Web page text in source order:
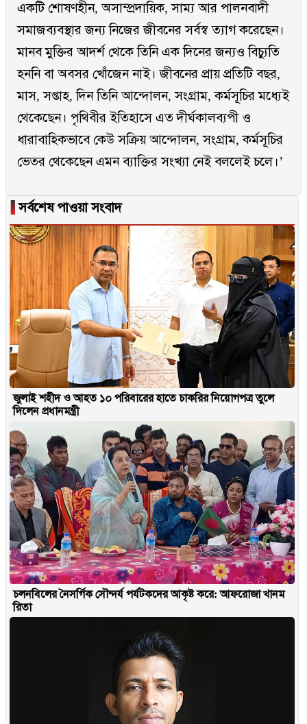
একটি শোষণহীন, অসাম্প্রদায়িক, সাম্য আর পালনবাদী
সমাজব্যবস্থার জন্য নিজের জীবনের সর্বস্ব ত্যাগ করেছেন।
মানব মুক্তির আদর্শ থেকে তিনি এক দিনের জন্যও বিচ্যুতি
হননি বা অবসর খোঁজেন নাই। জীবনের প্রায় প্রতিটি বছর,
মাস, সপ্তাহ, দিন তিনি আন্দোলন, সংগ্রাম, কর্মসূচির মধ্যেই
থেকেছেন। পৃথিবীর ইতিহাসে এত দীর্ঘকালব্যপী ও
ধারাবাহিকভাবে কেউ সক্রিয় আন্দোলন, সংগ্রাম, কর্মসূচির
ভেতর থেকেছেন এমন ব্যাক্তির সংখ্যা নেই বললেই চলে।’
▐সর্বশেষ পাওয়া সংবাদ
জুলাই শহীদ ও আহত ১০ পরিবারের হাতে চাকরির নিয়োগপত্র তুলে
দিলেন প্রধানমন্ত্রী
চলনবিলের নৈসর্গিক সৌন্দর্য পর্যটকদের আকৃষ্ট করে: আফরোজা খানম
রিতা